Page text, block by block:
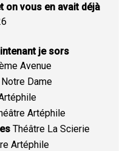
on vous en avait déjà
je sors
Avenue
Dame
Artéphile
Théâtre La Scierie
Artéphile